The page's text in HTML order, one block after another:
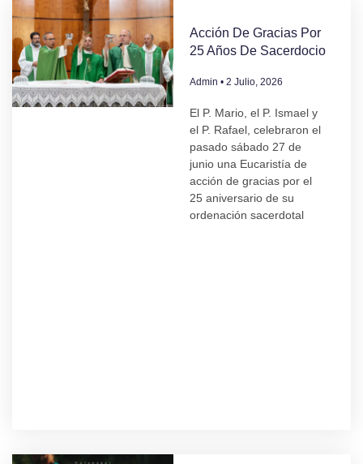
Acción De Gracias Por
25 Años De Sacerdocio
Admin 2 Julio, 2026
El P. Mario, el P. Ismael y
el P. Rafael, celebraron el
pasado sábado 27 de
junio una Eucaristía de
acción de gracias por el
25 aniversario de su
ordenación sacerdotal